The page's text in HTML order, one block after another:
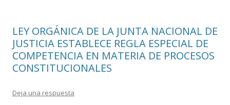
LEY ORGÁNICA DE LA JUNTA NACIONAL DE
JUSTICIA ESTABLECE REGLA ESPECIAL DE
COMPETENCIA EN MATERIA DE PROCESOS
CONSTITUCIONALES
Deja una respuesta